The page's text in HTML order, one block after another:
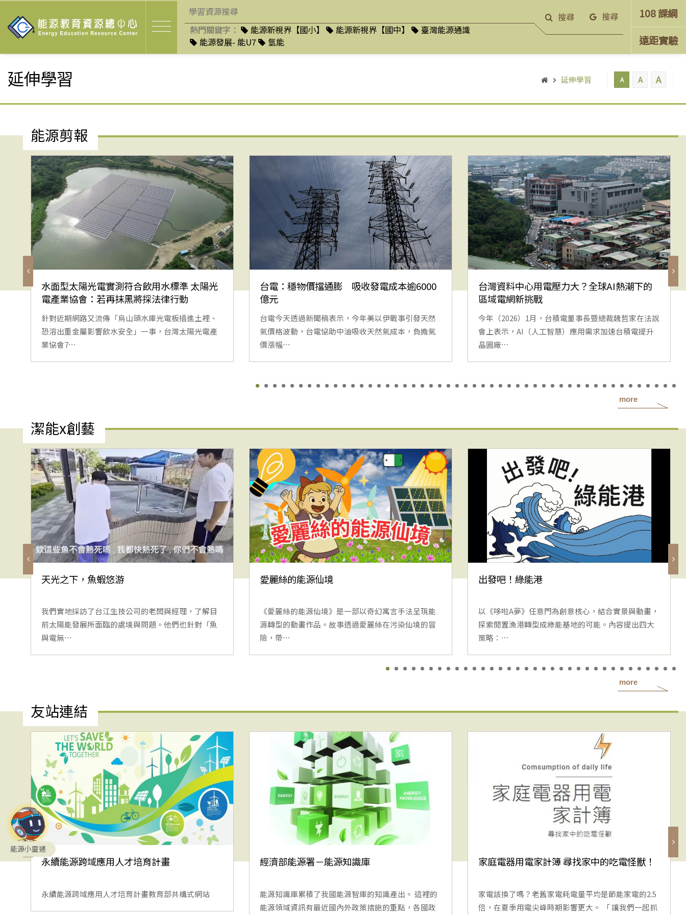
熱門關鍵字： 能源新視界【國小】 能源新視界【國中】
臺灣能源通識
能源發展- 能U7
氫能
搜尋 搜尋
108 課綱
遠距實驗
延伸學習 延伸學習 A A A
能源剪報
水面型太陽光電實測符合飲用水標準 太陽光
電產業協會：若再抹黑將採法律行動
針對近期網路又流傳「烏山頭水庫光電板插進土裡、
恐溶出重金屬影響飲水安全」一事，台灣太陽光電產
業協會7⋯
台電：穩物價擋通膨 吸收發電成本逾6000
億元
台電今天透過新聞稿表示，今年美以伊戰事引發天然
氣價格波動，台電協助中油吸收天然氣成本，負擔氣
價漲幅⋯
台灣資料中心用電壓力大？全球AI熱潮下的
區域電網新挑戰
今年（2026）1月，台積電董事長暨總裁魏哲家在法說
會上表示，AI（人工智慧）應用需求加速台積電提升
晶圓廠⋯
more
潔能x創藝
天光之下，魚蝦悠游
我們實地採訪了台江生技公司的老闆與經理，了解目
前太陽能發展所面臨的處境與問題。他們也針對「魚
與電無⋯
愛麗絲的能源仙境
《愛麗絲的能源仙境》是一部以奇幻寓言手法呈現能
源轉型的動畫作品。故事透過愛麗絲在污染仙境的冒
險，帶⋯
出發吧！綠能港
以《哆啦A夢》任意門為創意核心，結合實景與動畫，
探索閒置漁港轉型成綠能基地的可能。內容提出四大
策略：⋯
more
友站連結
永續能源跨域應用人才培育計畫
永續能源跨域應用人才培育計畫教育部共構式網站
經濟部能源署－能源知識庫
能源知識庫累積了我國能源智庫的知識產出。 這裡的
能源領域資訊有最近國內外政策措施的重點，各國政
家庭電器用電家計簿 尋找家中的吃電怪獸！
家電該換了嗎？老舊家電耗電量平均是節能家電的2.5
倍，在夏季用電尖峰時期影響更大。 「 讓我們一起抓
能源小靈通